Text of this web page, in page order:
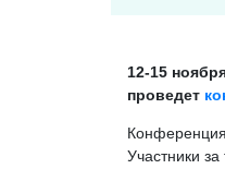
12-15
проведет
Участники